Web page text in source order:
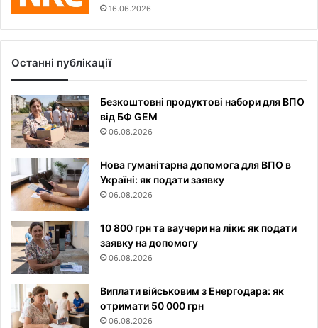
16.06.2026
Останні публікації
Безкоштовні продуктові набори для ВПО
від БФ GEM
06.08.2026
Нова гуманітарна допомога для ВПО в
Україні: як подати заявку
06.08.2026
10 800 грн та ваучери на ліки: як подати
заявку на допомогу
06.08.2026
Виплати військовим з Енергодара: як
отримати 50 000 грн
06.08.2026